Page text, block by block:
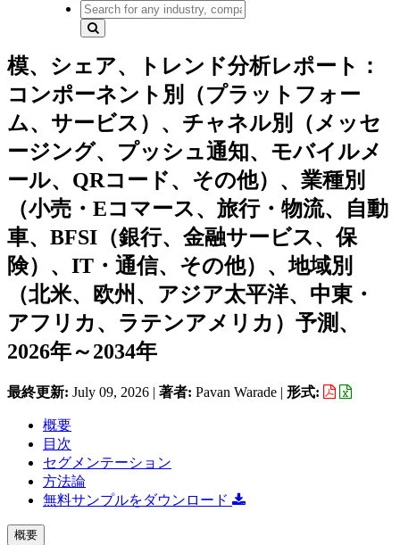
模、シェア、トレンド分析レポート：
コンポーネント別（プラットフォー
ム、サービス）、チャネル別（メッセ
ージング、プッシュ通知、モバイルメ
ール、QRコード、その他）、業種別
（小売・Eコマース、旅行・物流、自動
車、BFSI（銀行、金融サービス、保
険）、IT・通信、その他）、地域別
（北米、欧州、アジア太平洋、中東・
アフリカ、ラテンアメリカ）予測、
2026年～2034年
最終更新: July 09, 2026 | 著者: Pavan Warade | 形式:
概要
目次
セグメンテーション
方法論
無料サンプルをダウンロード
概要